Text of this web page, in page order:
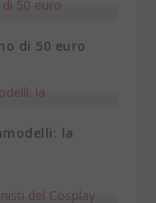
di 50 euro
la